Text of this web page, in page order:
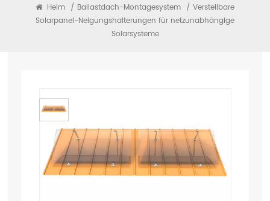
Heim / Ballastdach-Montagesystem / Verstellbare
Solarpanel-Neigungshalterungen für netzunabhängige
Solarsysteme
Verstellbare
Solarpanel-
Neigungshalterungen